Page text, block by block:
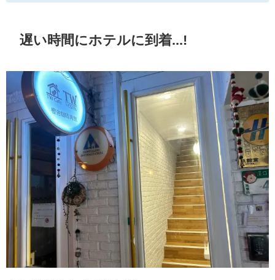
遅い時間にホテルに到着...!